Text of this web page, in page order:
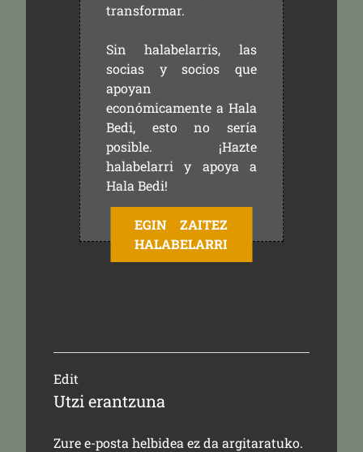
transformar.
Sin halabelarris, las
socias y socios que
apoyan
económicamente a Hala
Bedi, esto no sería
posible. ¡Hazte
halabelarri y apoya a
Hala Bedi!
EGIN ZAITEZ
HALABELARRI
Edit
Utzi erantzuna
Zure e-posta helbidea ez da argitaratuko.